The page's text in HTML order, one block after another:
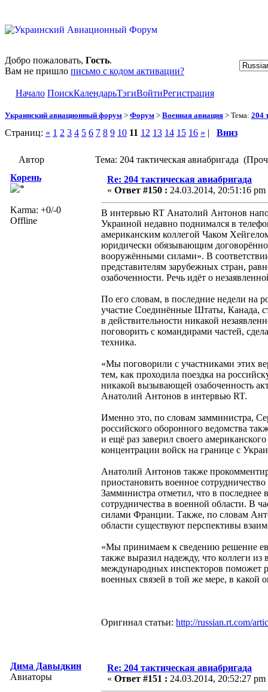
Добро пожаловать, Гость.
Вам не пришло письмо с кодом активации?
Начало ПоискКалендарьТэгиВойтиРегистрация
Украинский авиационный форум > Форум > Военная авиация > Тема: 204
Страниц: « 1 2 3 4 5 6 7 8 9 10 11 12 13 14 15 16 » | Вниз
Автор
Тема: 204 тактическая авиабригада
Корень
Karma: +0/-0
Offline
Re: 204 тактическая авиабригада
« Ответ #150 : 24.03.2014, 20:51:16 pm
В интервью RT Анатолий Антонов
Украиной недавно поднимался в
американским коллегой Чаком
юридически обязывающим
вооружёнными силами». В
представителям зарубежных стран,
озабоченности. Речь идёт о
По его словам, в последние недели на
участие Соединённые Штаты, Канада,
в действительности никакой
поговорить с командирами частей,
техника.
«Мы поговорили с участниками этих
тем, как проходила поездка на
никакой вызывающей озабоченность
Анатолий Антонов в интервью RT.
Именно это, по словам замминистра,
российского оборонного ведомства
и ещё раз заверил своего
концентрации войск на границе с
Анатолий Антонов также
приостановить военное
Замминистра отметил, что в
сотрудничества в военной области. В
силами Франции. Также, по словам
области существуют перспективы
«Мы принимаем к сведению решение
также выразил надежду, что коллеги
международных инспекторов поможет
военных связей в той же мере, в какой
Оригинал статьи: http://russian.rt.com/
Дима Давыдкин
Авиаторы
Re: 204 тактическая авиабригада
« Ответ #151 : 24.03.2014, 20:52:27 pm